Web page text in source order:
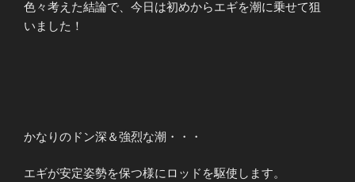
色々考えた結論で、今日は初めからエギを潮に乗せて狙
いました！
かなりのドン深＆強烈な潮・・・
エギが安定姿勢を保つ様にロッドを駆使します。